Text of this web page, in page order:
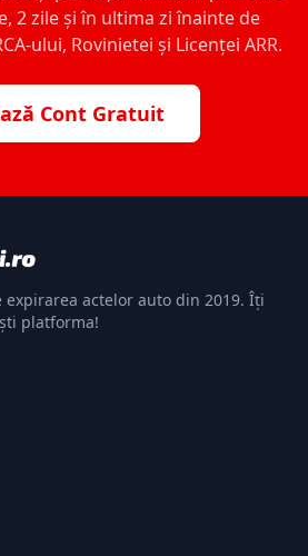
2 zile și în ultima zi înainte de
ului, Rovinietei și Licenței ARR.
Cont Gratuit
actelor auto din 2019. Îți
platforma!